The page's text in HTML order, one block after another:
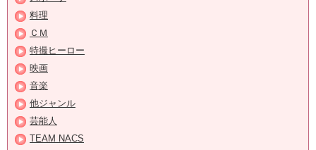
料理
ＣＭ
特撮ヒーロー
映画
音楽
他ジャンル
芸能人
TEAM NACS